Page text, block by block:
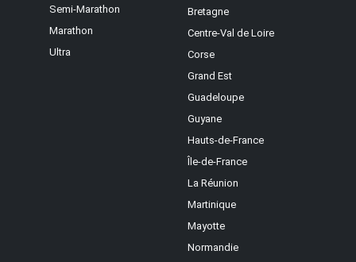
Semi-Marathon
Marathon
Ultra
Bretagne
Centre-Val de Loire
Corse
Grand Est
Guadeloupe
Guyane
Hauts-de-France
Île-de-France
La Réunion
Martinique
Mayotte
Normandie